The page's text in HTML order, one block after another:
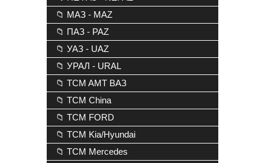
📁 МАЗ - MAZ
📁 ПАЗ - PAZ
📁 УАЗ - UAZ
📁 УРАЛ - URAL
📁 TCM AMT ВАЗ
📁 TCM China
📁 TCM FORD
📁 TCM Kia/Hyundai
📁 TCM Mercedes